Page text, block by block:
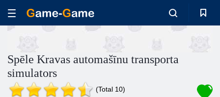
Spēle Kravas automašīnu transporta
simulators
(Total 10)